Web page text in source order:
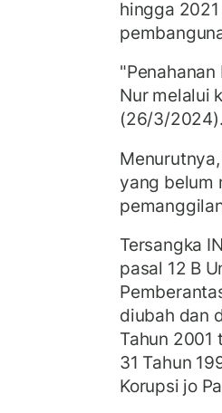
hingga
Nur melalui
(26/3/2024).
yang belum
Tersangka
pasal 12 B
diubah dan
Tahun 2001
31 Tahun
Korupsi jo